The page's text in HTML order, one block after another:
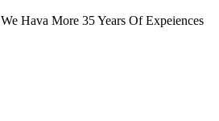
We Hava More 35 Years Of Expeiences